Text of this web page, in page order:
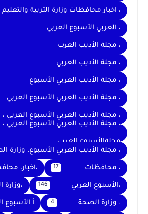
، اخبار محافظات وزارة التربية والتعليم
، العربي الأسبوع العربي
، مجلة الأديب العرب
، مجلة الأديب العربي
، مجلة الأديب العربي الأسبوع
، مجلة الأديب العربي الأسبوع العربي
، مجلة الأديب العربي الأسبوع العربي ،
، مجلة الأديب العربي الأسبوع العربي ،
مجلةالأسبوع العربي
، مجلة الأديب العربي الأسبوع. وزارة
، محافظات 17 ،اخبار،
،الأسبوع العربي 146
. وزارة الصحة 4 أ الأسبوع